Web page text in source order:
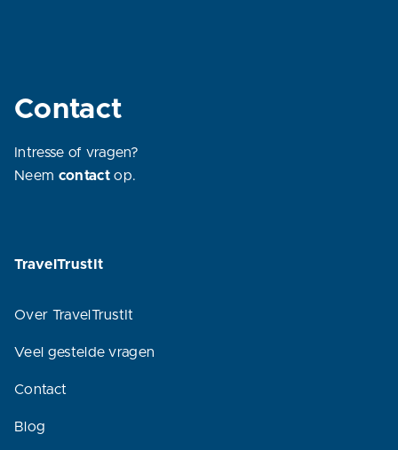
Contact
Intresse of vragen?
Neem contact op.
TravelTrustIt
Over TravelTrustIt
Veel gestelde vragen
Contact
Blog